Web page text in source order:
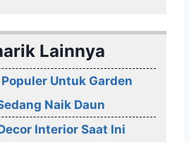
Lainnya
Untuk Garden
Naik Daun
Interior Saat Ini